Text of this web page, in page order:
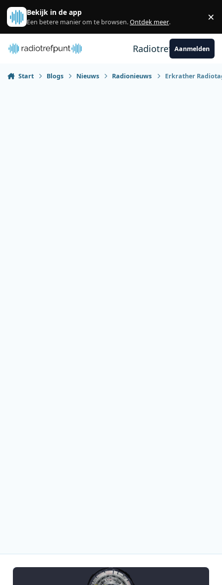
Spring naar bijdragen
Bekijk in de app
Een betere manier om te browsen.Ontdek meer. ×
RadiotrefpuntAanmelden
Start Blogs Nieuws Radionieuws Erkrather